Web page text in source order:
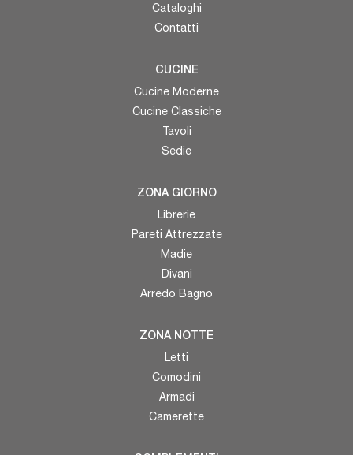
Cataloghi
Contatti
CUCINE
Cucine Moderne
Cucine Classiche
Tavoli
Sedie
ZONA GIORNO
Librerie
Pareti Attrezzate
Madie
Divani
Arredo Bagno
ZONA NOTTE
Letti
Comodini
Armadi
Camerette